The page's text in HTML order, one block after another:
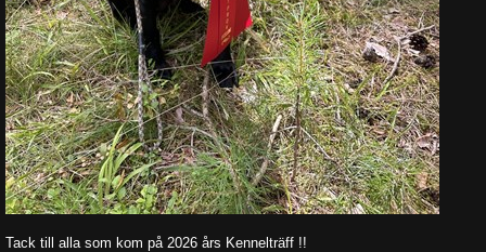
Tack till alla som kom på 2026 års Kennelträff !!